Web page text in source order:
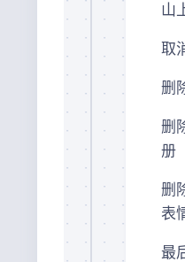
山
取
删
删
册
删
表
最